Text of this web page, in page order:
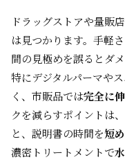
ドラッグストアや量販
は見つかります。手軽
間の見極めを誤るとダ
特にデジタルパーマや
く、市販品では完全に
クを減らすポイントは
と、説明書の時間を短
濃密トリートメントで